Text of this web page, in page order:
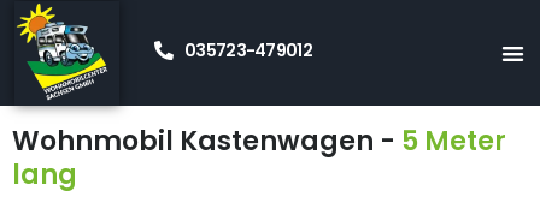
035723-479012
Startseite Neue Wohnmobile Kaufen Kastenwagen
5 meter
Wohnmobil Kastenwagen - 5 Meter
lang